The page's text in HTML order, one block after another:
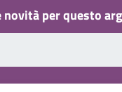
novità per questo